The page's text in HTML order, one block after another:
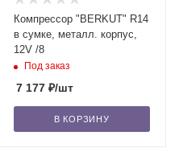
Компрессор "BERKUT" R14
в сумке, металл. корпус,
12V /8
Под заказ
7 177₽/шт
В КОРЗИНУ